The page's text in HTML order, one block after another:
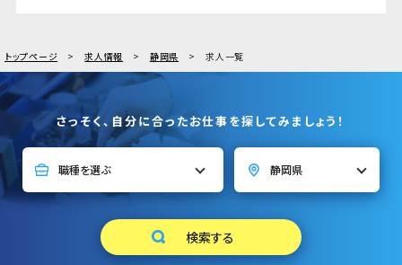
トップページ 求人情報 静岡県 求人一覧
さっそく、自分に合ったお仕事を探してみましょう！